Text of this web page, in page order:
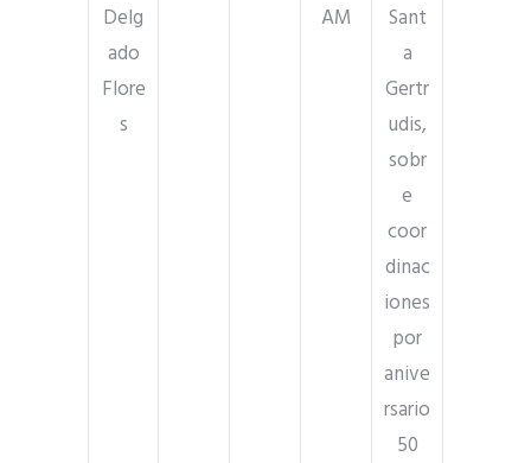
Delg
ado
Flore
s
AM
Sant
a
Gertr
udis,
sobr
e
coor
dinac
iones
por
anive
rsario
50